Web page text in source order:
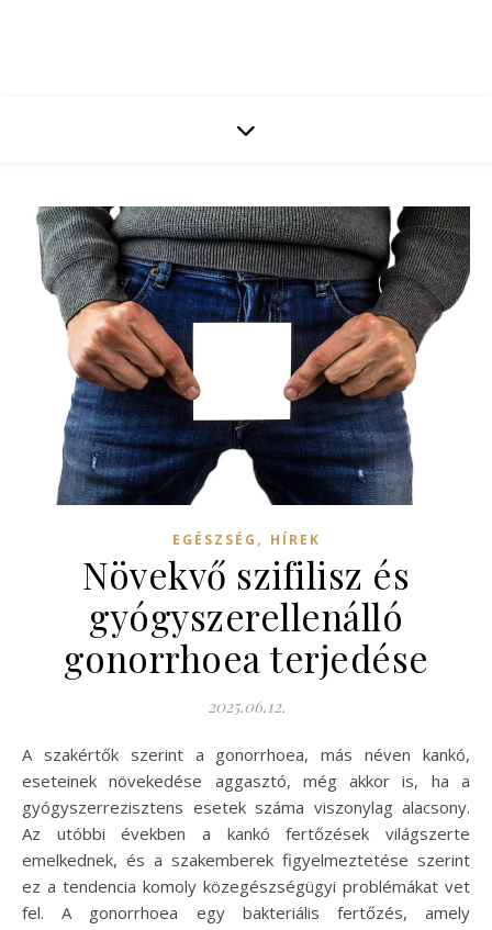
EGÉSZSÉG , HÍREK
Növekvő szifilisz és
gyógyszerellenálló
gonorrhoea terjedése
2025.06.12.
A szakértők szerint a gonorrhoea, más néven kankó,
eseteinek növekedése aggasztó, még akkor is, ha a
gyógyszerrezisztens esetek száma viszonylag alacsony.
Az utóbbi években a kankó fertőzések világszerte
emelkednek, és a szakemberek figyelmeztetése szerint
ez a tendencia komoly közegészségügyi problémákat vet
fel. A gonorrhoea egy bakteriális fertőzés, amely